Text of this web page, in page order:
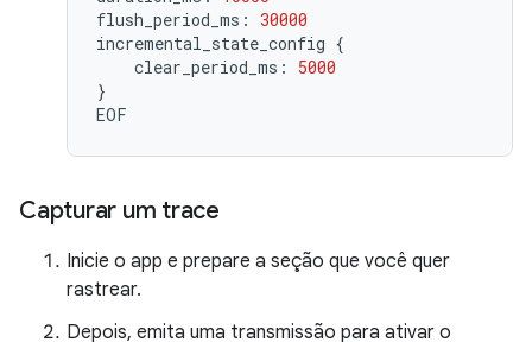
flush_period_ms: 30000
incremental_state_config {
clear_period_ms:
5000
}
EOF
Capturar um trace
Inicie o app e prepare a seção que você quer
rastrear.
Depois, emita uma transmissão para ativar o